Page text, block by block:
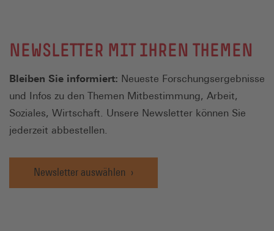
NEWSLETTER MIT IHREN THEMEN
Bleiben Sie informiert: Neueste Forschungsergebnisse
und Infos zu den Themen Mitbestimmung, Arbeit,
Soziales, Wirtschaft. Unsere Newsletter können Sie
jederzeit abbestellen.
Newsletter auswählen